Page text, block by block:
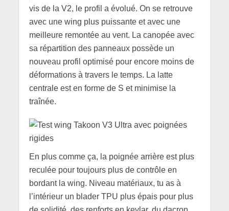
vis de la V2, le profil a évolué. On se retrouve
avec une wing plus puissante et avec une
meilleure remontée au vent. La canopée avec
sa répartition des panneaux possède un
nouveau profil optimisé pour encore moins de
déformations à travers le temps. La latte
centrale est en forme de S et minimise la
traînée.
En plus comme ça, la poignée arrière est plus
reculée pour toujours plus de contrôle en
bordant la wing. Niveau matériaux, tu as à
l’intérieur un blader TPU plus épais pour plus